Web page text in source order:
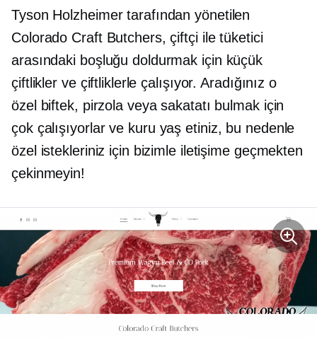
Tyson Holzheimer tarafından yönetilen
Colorado Craft Butchers, çiftçi ile tüketici
arasındaki boşluğu doldurmak için küçük
çiftlikler ve çiftliklerle çalışıyor. Aradığınız o
özel biftek, pirzola veya sakatatı bulmak için
çok çalışıyorlar ve kuru yaş etiniz, bu nedenle
özel istekleriniz için bizimle iletişime geçmekten
çekinmeyin!